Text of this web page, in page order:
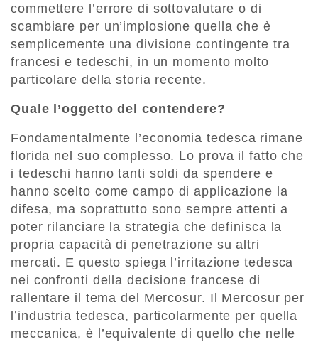
commettere l’errore di sottovalutare o di
scambiare per un’implosione quella che è
semplicemente una divisione contingente tra
francesi e tedeschi, in un momento molto
particolare della storia recente.
Quale l’oggetto del contendere?
Fondamentalmente l’economia tedesca rimane
florida nel suo complesso. Lo prova il fatto che
i tedeschi hanno tanti soldi da spendere e
hanno scelto come campo di applicazione la
difesa, ma soprattutto sono sempre attenti a
poter rilanciare la strategia che definisca la
propria capacità di penetrazione su altri
mercati. E questo spiega l’irritazione tedesca
nei confronti della decisione francese di
rallentare il tema del Mercosur. Il Mercosur per
l’industria tedesca, particolarmente per quella
meccanica, è l’equivalente di quello che nelle